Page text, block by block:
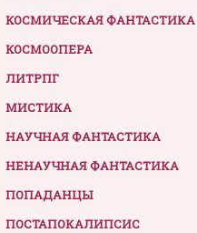
КОСМИЧЕСКАЯ ФАНТАСТИКА
КОСМООПЕРА
ЛИТРПГ
МИСТИКА
НАУЧНАЯ ФАНТАСТИКА
НЕНАУЧНАЯ ФАНТАСТИКА
ПОПАДАНЦЫ
ПОСТАПОКАЛИПСИС